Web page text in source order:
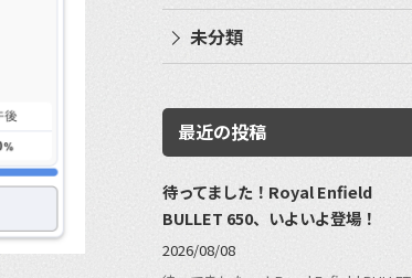
未分類
最近の投稿
待ってました！Royal Enfield
BULLET 650、いよいよ登場！
2026/08/08